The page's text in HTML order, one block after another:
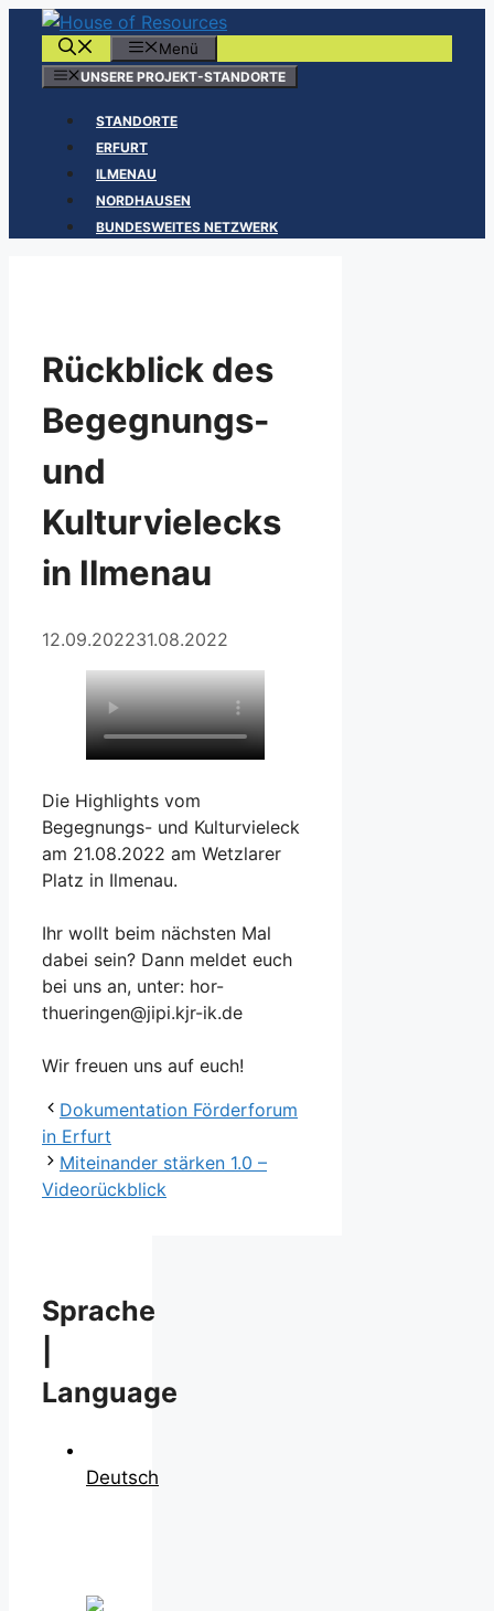
Zum
springen
Menü
UNSERE PROJEKT-STANDORTE
STANDORTE
ERFURT
ILMENAU
NORDHAUSEN
BUNDESWEITES NETZWERK
Rückblick des
Begegnungs-
und
Kulturvielecks
in Ilmenau
12.09.202231.08.2022
Die Highlights vom
Begegnungs- und Kulturvieleck
am 21.08.2022 am Wetzlarer
Platz in Ilmenau.
Ihr wollt beim nächsten Mal
dabei sein? Dann meldet euch
bei uns an, unter: hor-
thueringen@jipi.kjr-ik.de
Wir freuen uns auf euch!
Dokumentation Förderforum
in Erfurt
Miteinander stärken 1.0 –
Videorückblick
Sprache
Language
Deutsch